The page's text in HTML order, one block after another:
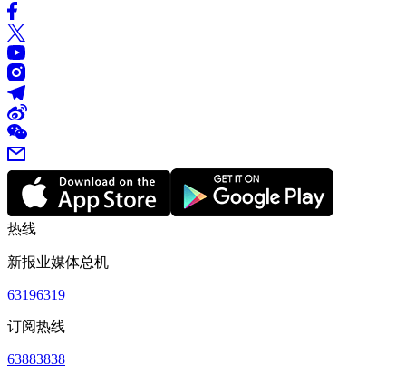
热线
新报业媒体总机
63196319
订阅热线
63883838